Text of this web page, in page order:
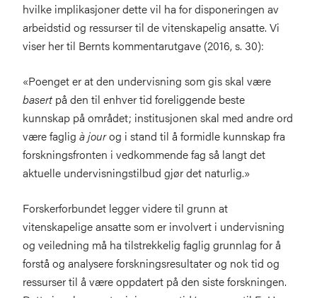
hvilke implikasjoner dette vil ha for disponeringen av
arbeidstid og ressurser til de vitenskapelig ansatte. Vi
viser her til Bernts kommentarutgave (2016, s. 30):
«Poenget er at den undervisning som gis skal være
basert på den til enhver tid foreliggende beste
kunnskap på området; institusjonen skal med andre ord
være faglig à jourog i stand til å formidle kunnskap fra
forskningsfronten i vedkommende fag så langt det
aktuelle undervisningstilbud gjør det naturlig.»
Forskerforbundet legger videre til grunn at
vitenskapelige ansatte som er involvert i undervisning
og veiledning må ha tilstrekkelig faglig grunnlag for å
forstå og analysere forskningsresultater og nok tid og
ressurser til å være oppdatert på den siste forskningen.